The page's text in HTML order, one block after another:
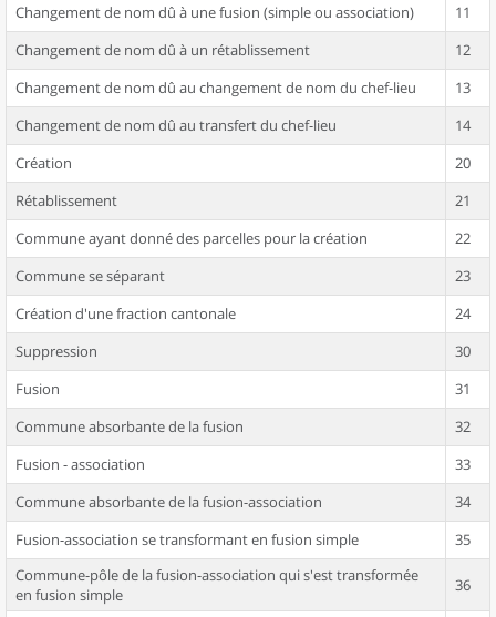
Changement de nom dû à une fusion (simple ou association)
11
Changement de nom dû à un rétablissement
12
Changement de nom dû au changement de nom du chef-lieu
13
Changement de nom dû au transfert du chef-lieu
14
Création
20
Rétablissement
21
Commune ayant donné des parcelles pour la création
22
Commune se séparant
23
Création d'une fraction cantonale
24
Suppression
30
Fusion
31
Commune absorbante de la fusion
32
Fusion - association
33
Commune absorbante de la fusion-association
34
Fusion-association se transformant en fusion simple
35
Commune-pôle de la fusion-association qui s'est transformée
en fusion simple
36